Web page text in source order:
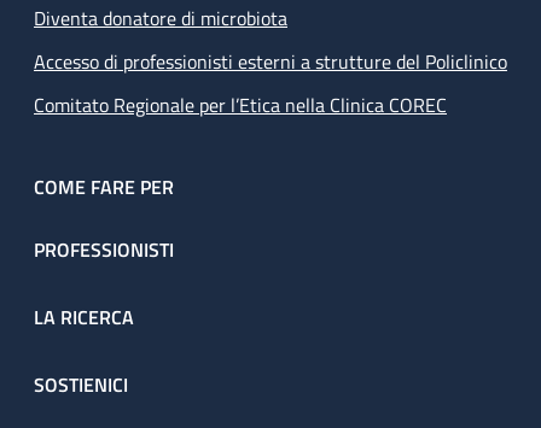
Diventa donatore di microbiota
Accesso di professionisti esterni a strutture del Policlinico
Comitato Regionale per l’Etica nella Clinica COREC
COME FARE PER
PROFESSIONISTI
LA RICERCA
SOSTIENICI